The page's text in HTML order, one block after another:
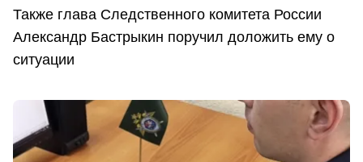
Также глава Следственного комитета России
Александр Бастрыкин поручил доложить ему о
ситуации